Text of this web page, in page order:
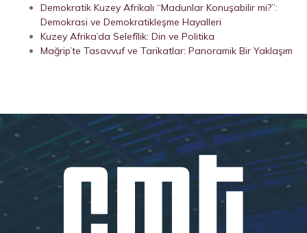
Demokratik Kuzey Afrikalı “Madunlar Konuşabilir mi?”:
Demokrasi ve Demokratikleşme Hayalleri
Kuzey Afrika’da Selefîlik: Din ve Politika
Mağrip’te Tasavvuf ve Tarikatlar: Panoramik Bir Yaklaşım